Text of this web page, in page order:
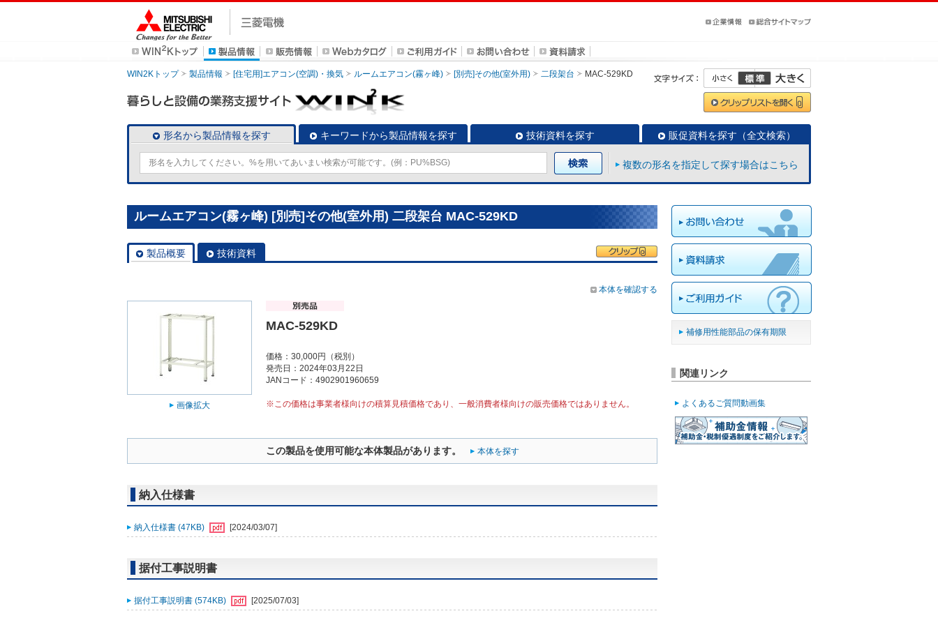
WIN2Kトップ 製品情報 [住宅用]エアコン(空調)・換気 ルームエアコン(霧ヶ峰) [別売]その他(室外用) 二段架台 MAC-529KD
形名から製品情報を探す キーワードから製品情報を探す 技術資料を探す 販促資料を探す（全文検索）
複数の形名を指定して探す場合はこちら
ルームエアコン(霧ヶ峰) [別売]その他(室外用) 二段架台 MAC-529KD
製品概要 技術資料
本体を確認する
画像拡大
MAC-529KD
価格：30,000円（税別）
発売日：2024年03月22日
JANコード：4902901960659
※この価格は事業者様向けの積算見積価格であり、一般消費者様向けの販売価格ではありません。
この製品を使用可能な本体製品があります。 本体を探す
納入仕様書
納入仕様書 (47KB) [2024/03/07]
据付工事説明書
据付工事説明書 (574KB) [2025/07/03]
補修用性能部品の保有期限
関連リンク
よくあるご質問動画集